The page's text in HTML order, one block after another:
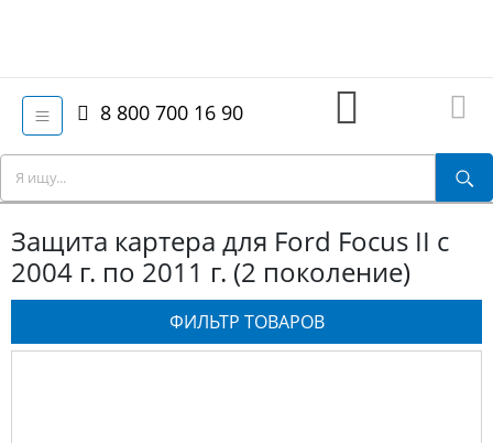
8 800 700 16 90
Защита картера для Ford Focus II с
2004 г. по 2011 г. (2 поколение)
ФИЛЬТР ТОВАРОВ